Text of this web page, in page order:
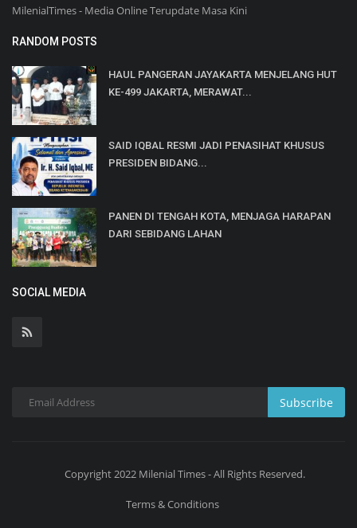
MilenialTimes - Media Online Terupdate Masa Kini
RANDOM POSTS
HAUL PANGERAN JAYAKARTA MENJELANG HUT
KE-499 JAKARTA, MERAWAT...
SAID IQBAL RESMI JADI PENASIHAT KHUSUS
PRESIDEN BIDANG...
PANEN DI TENGAH KOTA, MENJAGA HARAPAN
DARI SEBIDANG LAHAN
SOCIAL MEDIA
Subscribe
Copyright 2022 Milenial Times - All Rights Reserved.
Terms & Conditions